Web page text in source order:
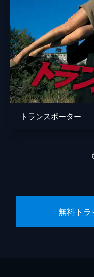
トランスポーター
無料ト